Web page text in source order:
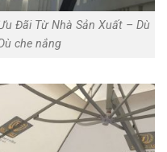
Đãi Từ Nhà Sản Xuất‎ – Dù
che nắng